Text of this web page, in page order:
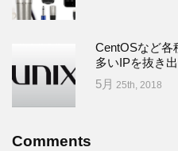
CentOSなど各
多いIPを抜き
5月 25th, 2018
Comments